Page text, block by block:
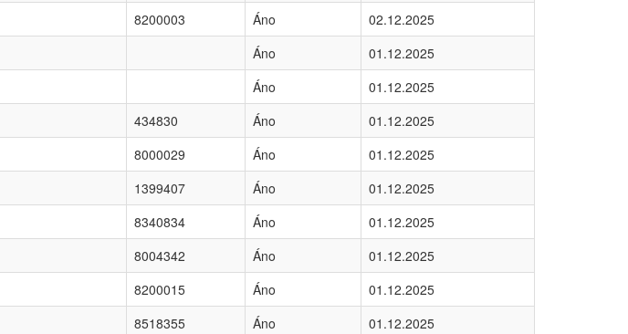
8200003 Áno
02.12.2025
Áno
01.12.2025
Áno
01.12.2025
434830 Áno
01.12.2025
8000029 Áno
01.12.2025
1399407 Áno
01.12.2025
8340834 Áno
01.12.2025
8004342 Áno
01.12.2025
8200015 Áno
01.12.2025
8518355 Áno
01.12.2025